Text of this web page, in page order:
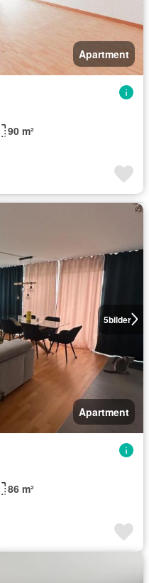
Apartment
90 m²
5bilder
Apartment
86 m²